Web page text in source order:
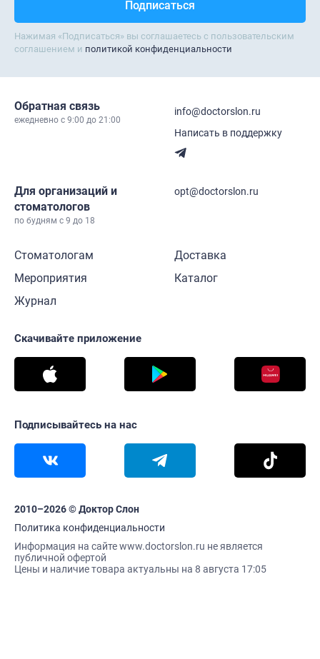
Нажимая «Подписаться» вы соглашаетесь с пользовательским
соглашением и политикой конфиденциальности
Обратная связь
ежедневно c 9:00 до 21:00
info@doctorslon.ru
Написать в поддержку
Для организаций и
стоматологов
по будням с 9 до 18
opt@doctorslon.ru
Стоматологам
Мероприятия
Журнал
Доставка
Каталог
Скачивайте приложение
Подписывайтесь на нас
2010–2026 © Доктор Слон
Политика конфиденциальности
Информация на сайте www.doctorslon.ru не является
публичной офертой
Цены и наличие товара актуальны на 8 августа 17:05